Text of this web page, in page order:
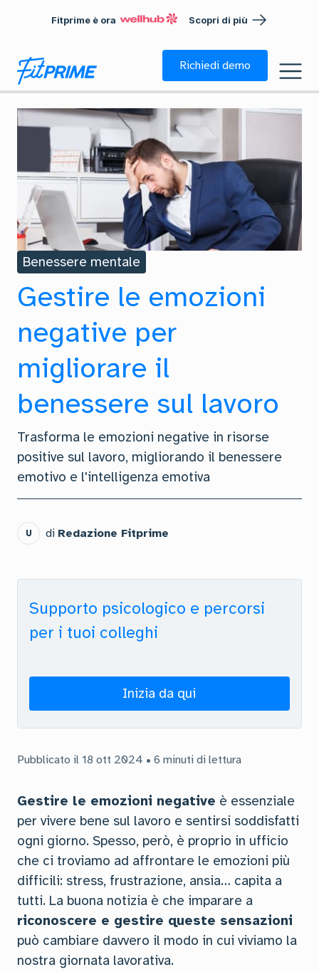
Fitprime è ora Scopri di più
Richiedi demo
Benessere mentale
Gestire le emozioni
negative per
migliorare il
benessere sul lavoro
Trasforma le emozioni negative in risorse
positive sul lavoro, migliorando il benessere
emotivo e l'intelligenza emotiva
U di Redazione Fitprime
Supporto psicologico e percorsi
per i tuoi colleghi
Inizia da qui
Pubblicato il 18 ott 2024 • 6 minuti di lettura
Gestire le emozioni negative è essenziale
per vivere bene sul lavoro e sentirsi soddisfatti
ogni giorno. Spesso, però, è proprio in ufficio
che ci troviamo ad affrontare le emozioni più
difficili: stress, frustrazione, ansia… capita a
tutti. La buona notizia è che imparare a
riconoscere e gestire queste sensazioni
può cambiare davvero il modo in cui viviamo la
nostra giornata lavorativa.